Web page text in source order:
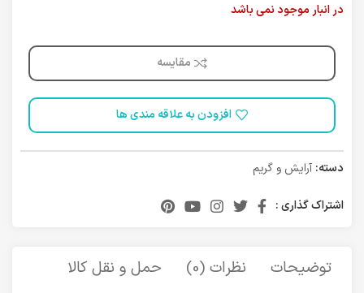
در انبار موجود نمی باشد
مقایسه
افزودن به علاقه مندی ها
دسته: آرایش و گریم
اشتراک گذاری :
توضیحات نظرات (0) حمل و نقل کالا